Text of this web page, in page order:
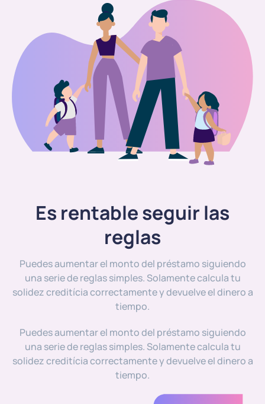
Es rentable seguir las
reglas
Puedes aumentar el monto del préstamo siguiendo
una serie de reglas simples. Solamente calcula tu
solidez creditícia correctamente y devuelve el dinero a
tiempo.
Puedes aumentar el monto del préstamo siguiendo
una serie de reglas simples. Solamente calcula tu
solidez creditícia correctamente y devuelve el dinero a
tiempo.